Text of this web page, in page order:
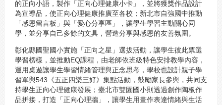
的正向小語，製作「正向心理健康小卡」，並將獲獎作品設計
為宣導品，使正向心理健康推廣至各校；新北市自強國中推動
「感恩留言板」與「愛心分享區」，讓學生學習主動關心同
學，並分享自己多餘的文具，營造分享與感恩的友善氛圍。
彰化縣國聖國小實施「正向之星」選拔活動，讓學生彼此票選
學習榜樣，並推動EQ課程，由老師依班級特色安排教學內容，
運用桌遊讓學生學習情緒管理與正念思考，學校也設計親子學
習單與543《五正四樂三好》集點活動，鼓勵家長參與，共同支
持學生正向心理健康發展；臺北市雙園國小則透過創作陶板作
品拼接，打造「正向心理牆」，讓學生用畫作表達情緒與生活